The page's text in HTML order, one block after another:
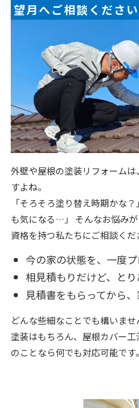
望月へご相談ください
外壁や屋根の塗装リフォーム
すよね。
「そろそろ塗り替え時期かな
も気になる…」 そんなお悩み
資格を持つ私たちにご相談くだ
今の家の状態を、一度
相見積もりだけど、と
見積書をもらってから
どんな些細なことでも構いませ
塗装はもちろん、屋根カバー
のことなら何でも対応可能です。